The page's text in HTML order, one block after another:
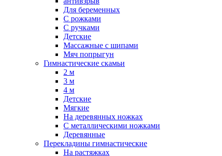
Для беременных
С рожками
С ручками
Детские
Массажные с шипами
Мяч попрыгун
Гимнастические скамьи
2 м
3 м
4 м
Детские
Мягкие
На деревянных ножках
С металлическими ножками
Деревянные
Перекладины гимнастические
На растяжках